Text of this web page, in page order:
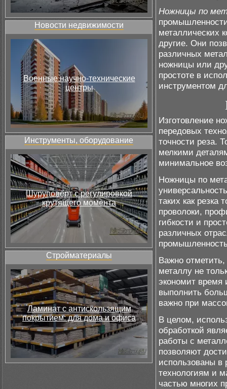
Новости недвижимости
Военные научно-технические
центры
Инструменты, оборудование
Шуруповёрт с регулировкой
крутящего момента
Стройматериалы
Ламинат с антискользящим
покрытием: для дома и офиса
Ножницы по
металлических
другие. Они
различных
ножницы или
простоте в
инструментом
Изготовление
передовых
точности реза.
мелкими
минимальное
Ножницы по
таких как резка
проволоки,
гибкости и
различных
Важно
металлу не
экономит время
выполнить
важно при
В целом,
обработкой
работы с
позволяют
использованы в
технологиям и
частью многих